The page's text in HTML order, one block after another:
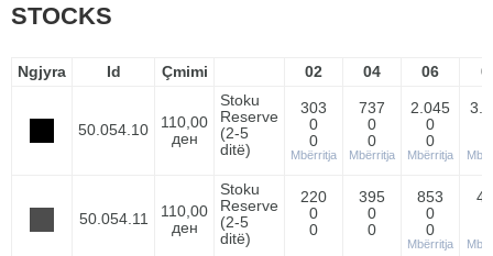
STOCKS
Ngjyra Id Çmimi 02 04 06
50.054.10
110,00
ден
Stoku
Reserve
(2-5
ditë)
303
0
0
Mbërritja
737
0
0
Mbërritja
2.045
0
0
Mbërritja
50.054.11
110,00
ден
Stoku
Reserve
(2-5
ditë)
220
0
0
395
0
0
853
0
0
Mbërritja